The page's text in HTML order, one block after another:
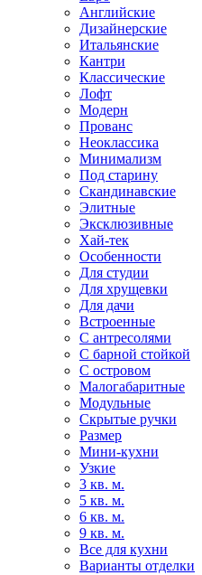
Английские
Дизайнерские
Итальянские
Кантри
Классические
Лофт
Модерн
Прованс
Неоклассика
Минимализм
Под старину
Скандинавские
Элитные
Эксклюзивные
Хай-тек
Особенности
Для студии
Для хрущевки
Для дачи
Встроенные
С антресолями
С барной стойкой
С островом
Малогабаритные
Модульные
Скрытые ручки
Размер
Мини-кухни
Узкие
3 кв. м.
5 кв. м.
6 кв. м.
9 кв. м.
Все для кухни
Варианты отделки